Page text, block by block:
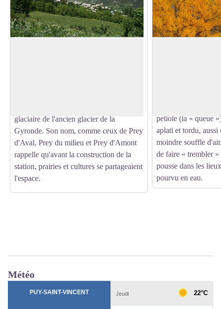
glaciaire de l'ancien glacier de la
Gyronde. Son nom, comme ceux de Prey
d'Aval, Prey du milieu et Prey d'Amont
rappelle qu'avant la construction de la
station, prairies et cultures se partageaient
l'espace.
pétiole (la « queue
aplati et tordu,
moindre souffle
de faire « trembler
pousse dans les
pourvu en eau.
Météo